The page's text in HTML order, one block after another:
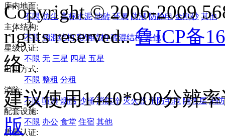
库内地面:
不限 防尘 高标水泥 地砖 环氧 防潮 防静电 金刚砂 其他
主体结构:
不限 钢混结构 彩钢结构 砖混结构 其他
星级认证:
不限 无 三星 四星 五星
出租方式:
不限 整租 分租
消防:
不限 喷淋 烟感 沙桶 消防栓 灭火器 消防毛毯 隔热层 消
配套设施:
不限 办公 食堂 住宿 其他
质量认证:
Copyright © 2006-2009
rights reserved..鲁ICP备
络
建议使用1440*900分辨
版